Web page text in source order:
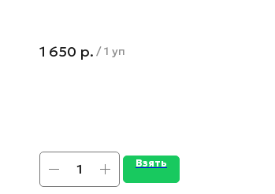
1 650 р. /1 уп
Взять